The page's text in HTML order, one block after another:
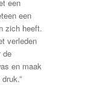
een
een
zich heeft.
verleden
de
en maak